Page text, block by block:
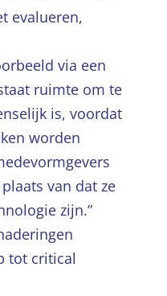
evalueren,
via een
ruimte om te
is, voordat
worden
van dat ze
zijn.”
tot critical